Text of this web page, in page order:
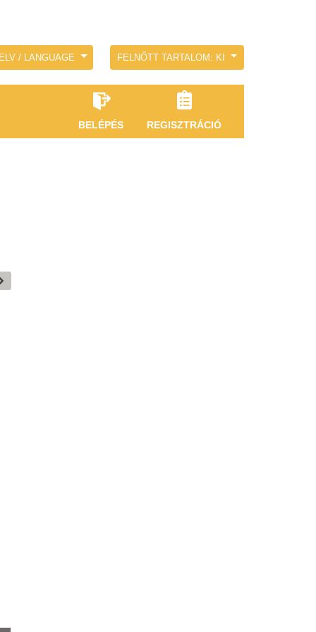
/ LANGUAGE FELNŐTT TARTALOM: KI
BELÉPÉS REGISZTRÁCIÓ